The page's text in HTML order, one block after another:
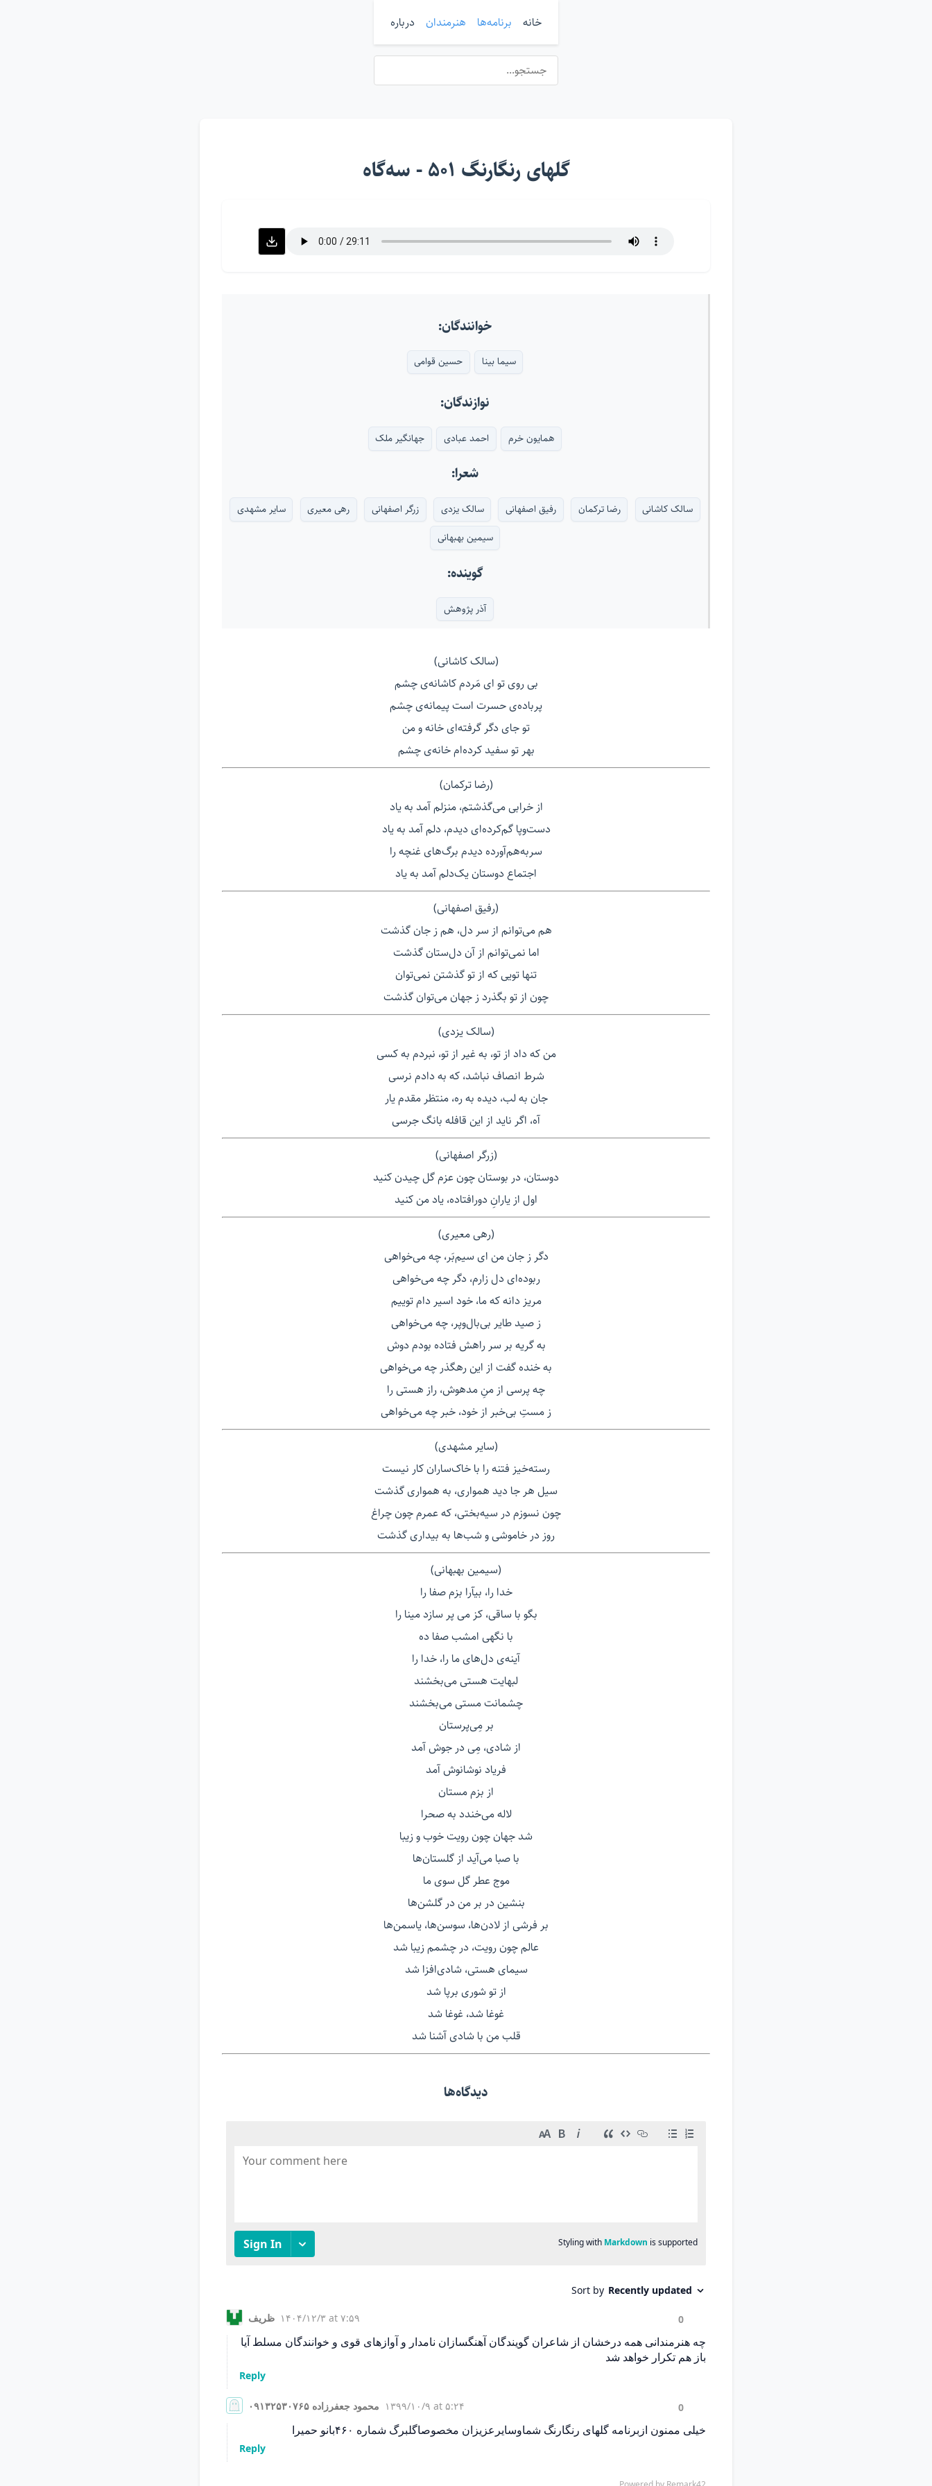
خانه برنامه‌ها هنرمندان درباره
گلهای رنگارنگ ۵۰۱ - سه‌گاه
خوانندگان:
سیما بینا حسین قوامی
نوازندگان:
همایون خرم احمد عبادی جهانگیر ملک
شعرا:
سالک کاشانی رضا ترکمان رفیق اصفهانی سالک یزدی زرگر اصفهانی رهی معیری
سایر مشهدی
سیمین بهبهانی
گوینده:
آذر پژوهش
(سالک کاشانی)
بی روی تو ای مَردم کاشانه‌ی چشم
پرباده‌ی حسرت است پیمانه‌ی چشم
تو جای دگر گرفته‌ای خانه و من
بهر تو سفید کرده‌ام خانه‌ی چشم
(رضا ترکمان)
از خرابی می‌گذشتم، منزلم آمد به یاد
دست‌و‌پا گم‌کرده‌ای دیدم، دلم آمد به یاد
سر‌به‌هم‌آورده دیدم برگ‌های غنچه را
اجتماع دوستان یک‌دلم آمد به یاد
(رفیق اصفهانی)
هم می‌توانم از سر دل، هم ز جان گذشت
اما نمی‌توانم از آن دل‌ستان گذشت
تنها تویی که از تو گذشتن نمی‌توان
چون از تو بگذرد ز جهان می‌توان گذشت
(سالک یزدی)
من که داد از تو، به غیر از تو، نبردم به کسی
شرط انصاف نباشد، که به دادم نرسی
جان به لب، دیده به ره، منتظر مقدم یار
آه، اگر ناید از این قافله بانگ جرسی
(زرگر اصفهانی)
دوستان، در بوستان چون عزم گل چیدن کنید
اول از یارانِ دورافتاده، یاد من کنید
(رهی معیری)
دگر ز جان من ای سیم‌بَر، چه می‌خواهی
ربوده‌ای دل زارم، دگر چه می‌خواهی
مریز دانه که ما، خود اسیر دام توییم
ز صید طایر بی‌بال‌وپر، چه می‌خواهی
به گریه بر سر راهش فتاده بودم دوش
به خنده گفت از این رهگذر چه می‌خواهی
چه پرسی از منِ مدهوش، راز هستی را
ز مستِ بی‌خبر از خود، خبر چه می‌خواهی
(سایر مشهدی)
رسته‌خیز فتنه را با خاک‌ساران کار نیست
سیل هر جا دید همواری، به همواری گذشت
چون نسوزم در سیه‌بختی، که عمرم چون چراغ
روز در خاموشی و شب‌ها به بیداری گذشت
(سیمین بهبهانی)
خدا را، بیآرا بزم صفا را
بگو با ساقی، کز می پر سازد مینا را
با نگهی امشب صفا ده
آینه‌ی دل‌های ما را، خدا را
لبهایت هستی می‌بخشند
چشمانت مستی می‌بخشند
بر مِی‌پرستان
از شادی، مِی در جوش آمد
فریاد نوشانوش آمد
از بزم مستان
لاله می‌خندد به صحرا
شد جهان چون رویت خوب و زیبا
با صبا می‌آید از گلستان‌ها
موج عطر گل سوی ما
بنشین در بر من در گلشن‌ها
بر فرشی از لادن‌ها، سوسن‌ها، یاسمن‌ها
عالم چون رویت، در چشمم زیبا شد
سیمای هستی، شادی‌افزا شد
از تو شوری برپا شد
غوغا شد، غوغا شد
قلب من با شادی آشنا شد
دیدگاه‌ها